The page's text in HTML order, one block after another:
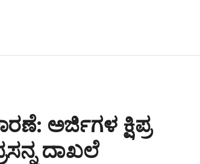
ಅರ್ಜಿಗಳ ಕ್ಷಿಪ್ರ
ದಾಖಲೆ